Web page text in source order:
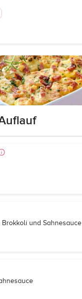
und Sahnesauce